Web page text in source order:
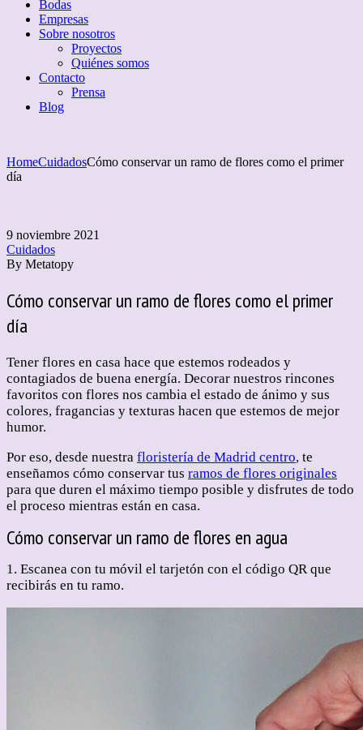
Bodas
Empresas
Sobre nosotros
Proyectos
Quiénes somos
Contacto
Prensa
Blog
HomeCuidadosCómo conservar un ramo de flores como el primer
día
9 noviembre 2021
Cuidados
By Metatopy
Cómo conservar un ramo de flores como el primer
día
Tener flores en casa hace que estemos rodeados y
contagiados de buena energía. Decorar nuestros rincones
favoritos con flores nos cambia el estado de ánimo y sus
colores, fragancias y texturas hacen que estemos de mejor
humor.
Por eso, desde nuestra floristería de Madrid centro, te
enseñamos cómo conservar tus ramos de flores originales
para que duren el máximo tiempo posible y disfrutes de todo
el proceso mientras están en casa.
Cómo conservar un ramo de flores en agua
1. Escanea con tu móvil el tarjetón con el código QR que
recibirás en tu ramo.